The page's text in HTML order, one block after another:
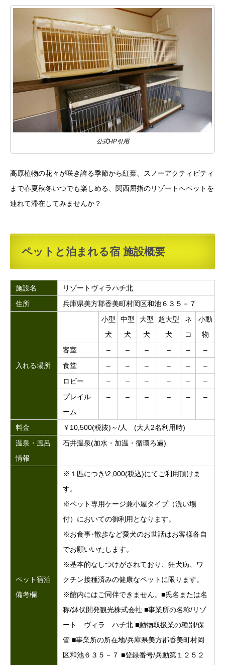
公式HP引用
高原植物の花々が咲き誇る季節から紅葉、スノーアクティビティ
まで春夏秋冬いつでも楽しめる、関西屈指のリゾートへペットを
連れて滞在してみませんか？
ペットと泊まれる宿 施設概要
施設名
リゾートヴィラハチ北
住所
兵庫県美方郡香美町村岡区和池６３５－７
入れる場所
小型
犬
中型
犬
大型
犬
超大型
犬
ネ
コ
小動
物
客室
– – – – –
–
食堂
– – – – –
–
ロビー
– – – – –
–
プレイル
ーム
– – – – – –
料金
￥10,500(税抜)～/人 (大人2名利用時)
温泉・風呂
情報
石井温泉(加水・加温・循環ろ過)
ペット宿泊
備考欄
※１匹につき\2,000(税込)にてご利用頂けま
す。
※ペット専用ケージ兼小屋タイプ（洗い場
付）においての御利用となります。
※お食事･散歩など愛犬のお世話はお客様各自
でお願いいたします。
※基本的なしつけがされており、狂犬病、ワ
クチン接種済みの健康なペットに限ります。
※館内にはご同伴できません。■氏名または名
称/鉢伏開発観光株式会社 ■事業所の名称/リゾ
ート ヴィラ ハチ北 ■動物取扱業の種別/保
管 ■事業所の所在地/兵庫県美方郡香美町村岡
区和池６３５－７ ■登録番号/兵動第１２５２